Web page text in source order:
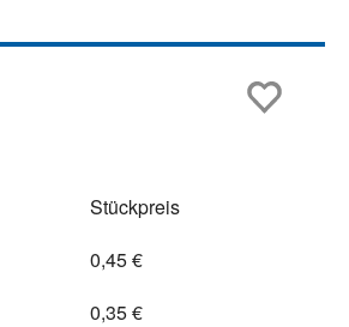
Stückpreis
0,45 €
0,35 €